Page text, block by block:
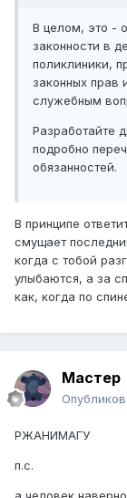
В целом, это -
законности в
поликлиники,
законных прав
служебным
Разработайте
подробно
обязанностей.
В принципе
смущает
когда с тобой
улыбаются, а за
как, когда по
Мастер
РЖАНИМАГУ
п.с.